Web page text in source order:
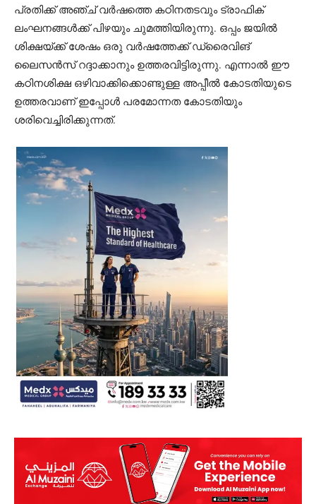
പ്രതിക്ക് അഞ്ച് വർഷത്തെ കഠിനതടവും ട്രാഫിക്
ലംഘനങ്ങൾക്ക് പിഴയും ചുമത്തിയിരുന്നു. ഒപ്പം ജയിൽ
ശിക്ഷയ്ക്ക് ശേഷം ഒരു വർഷത്തേക്ക് ഡ്രൈവിങ്
ലൈസൻസ് റദ്ദാക്കാനും ഉത്തരവിട്ടിരുന്നു. എന്നാൽ ഈ
കഠിനശിക്ഷ ഒഴിവാക്കിക്കൊണ്ടുള്ള അപ്പീൽ കോടതിയുടെ
ഉത്തരവാണ് ഇപ്പോൾ പരമോന്നത കോടതിയും
ശരിവെച്ചിരിക്കുന്നത്.